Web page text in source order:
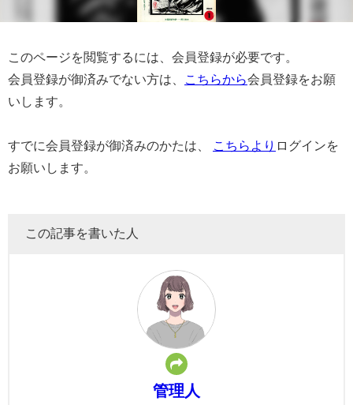
このページを閲覧するには、会員登録が必要です。
会員登録が御済みでない方は、
こちらから会員登録をお願
いします。
すでに会員登録が御済みのかたは、 こちらより ログインを
お願いします。
この記事を書いた人
管理人